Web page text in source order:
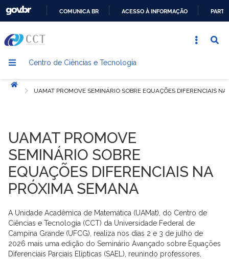
CONTEÚDO
COMUNICA BR ACESSO À INFORMAÇÃO
Centro de Ciências e Tecnologia
Início
UAMAT PROMOVE SEMINÁRIO SOBRE EQUAÇÕES DIFERENCIAIS
UAMAT PROMOVE
SEMINÁRIO SOBRE
EQUAÇÕES DIFERENCIAIS NA
PRÓXIMA SEMANA
A Unidade Acadêmica de Matemática (UAMat), do Centro de
Ciências e Tecnologia (CCT) da Universidade Federal de
Campina Grande (UFCG), realiza nos dias 2 e 3 de julho de
2026 mais uma edição do Seminário Avançado sobre Equações
Diferenciais Parciais Elípticas (SAEL), reunindo professores,